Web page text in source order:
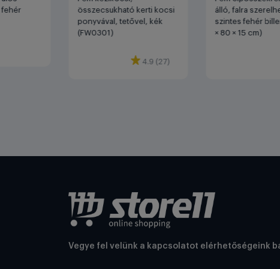
fehér
összecsukható kerti kocsi
ponyvával, tetővel, kék
(FW0301)
4.9 (27)
álló, falra
szintes fehér
× 80 × 15 cm)
Vegye fel velünk a kapcsolatot elérhetőségeink